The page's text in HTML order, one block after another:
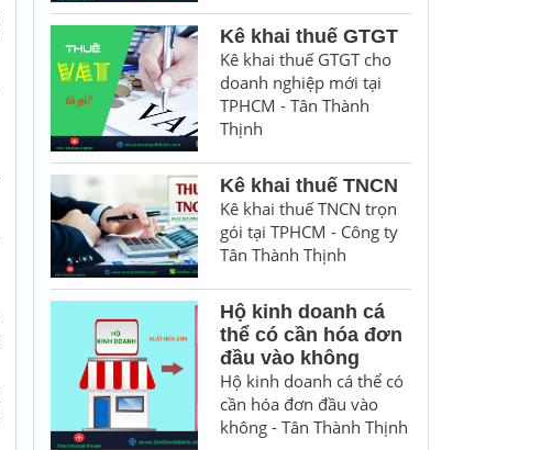
Kê khai thuế GTGT
Kê khai thuế GTGT cho
doanh nghiệp mới tại
TPHCM - Tân Thành
Thịnh
Kê khai thuế TNCN
Kê khai thuế TNCN trọn
gói tại TPHCM - Công ty
Tân Thành Thịnh
Hộ kinh doanh cá
thể có cần hóa đơn
đầu vào không
Hộ kinh doanh cá thể có
cần hóa đơn đầu vào
không - Tân Thành Thịnh